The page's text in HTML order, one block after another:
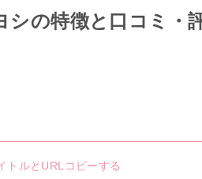
シの特徴と口コミ・
トルとURLコピーする